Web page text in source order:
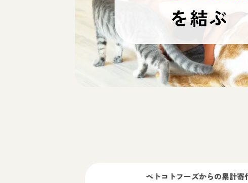
を結ぶ
ペトコトフーズからの累計寄